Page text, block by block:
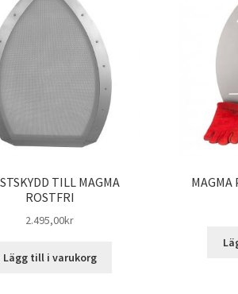
TILL MAGMA
ROSTFRI
2.495,00kr
Lägg till i varukorg
MAGMA